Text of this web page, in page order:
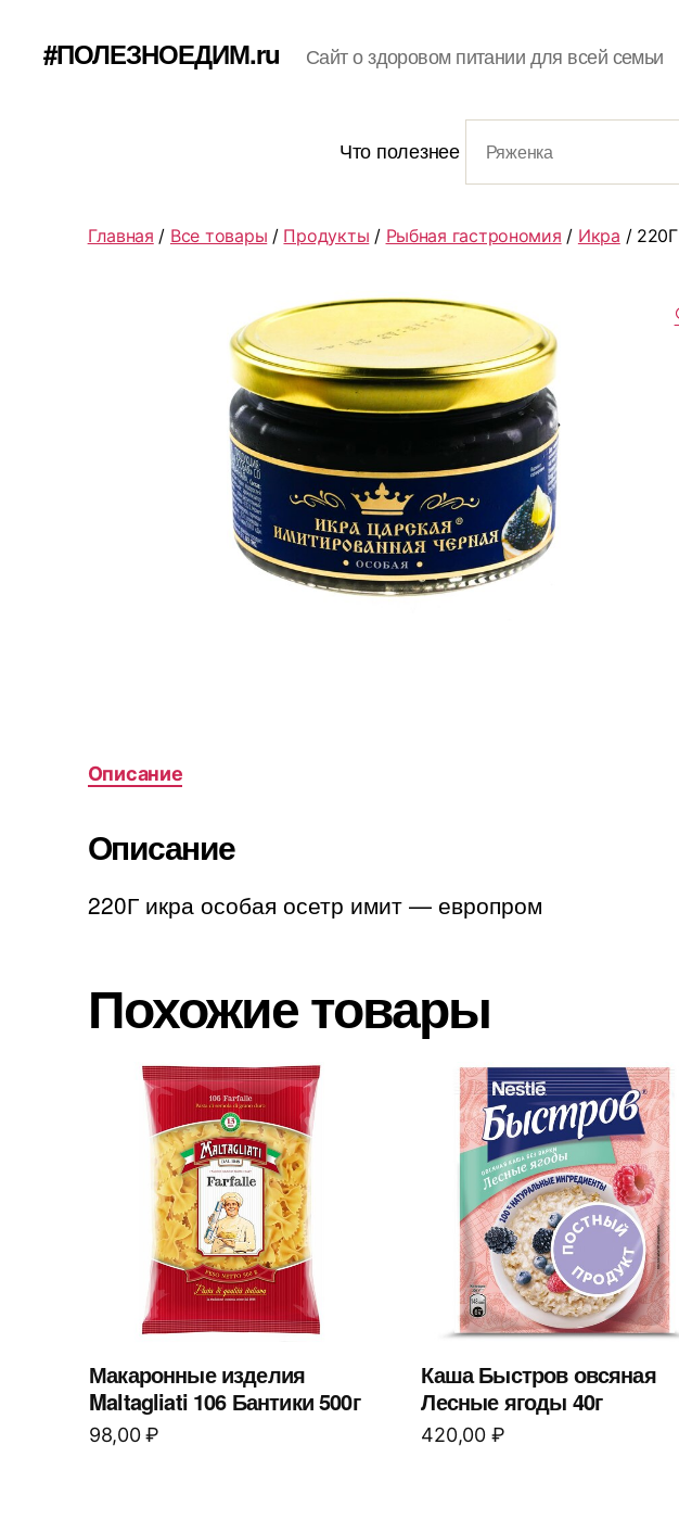
#ПОЛЕЗНОЕДИМ.ru Сайт о здоровом питании для всей семьи
Что полезнее
Главная / Все товары / Продукты / Рыбная гастрономия / Икра /
Описание
Описание
220Г икра особая осетр имит — европром
Похожие товары
Макаронные изделия
Maltagliati 106 Бантики 500г
98,00₽
Каша Быстров овсяная
Лесные ягоды 40г
420,00 ₽